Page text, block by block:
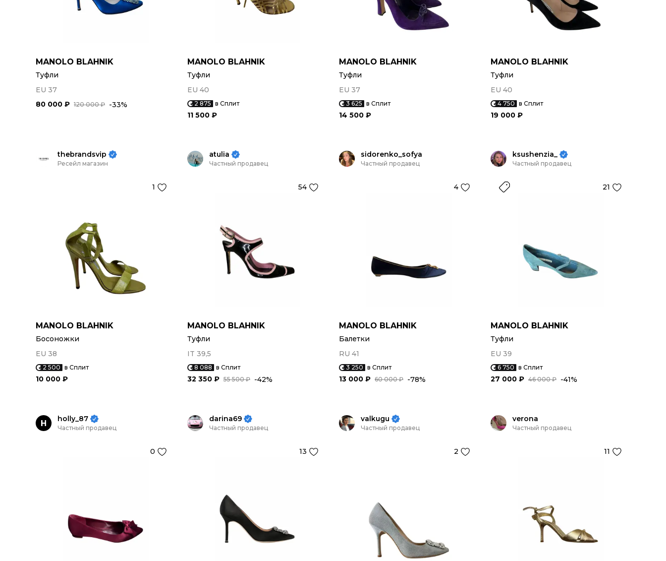
MANOLO BLAHNIK
Туфли
EU 37
120 000 ₽
80 000 ₽ -33%
MANOLO BLAHNIK
Туфли
EU 40
2 875 в Сплит
11 500 ₽
MANOLO BLAHNIK
Туфли
EU 37
3 625 в Сплит
14 500 ₽
MANOLO BLAHNIK
Туфли
EU 40
4 750 в Сплит
19 000 ₽
thebrandsvip
Ресейл магазин
1
MANOLO BLAHNIK
Босоножки
EU 38
2 500 в Сплит
10 000 ₽
atulia
Частный продавец
54
MANOLO BLAHNIK
Туфли
IT 39,5
8 088 в Сплит
55 500 ₽
32 350 ₽ -42%
sidorenko_sofya
Частный продавец
4
MANOLO BLAHNIK
Балетки
RU 41
3 250 в Сплит
60 000 ₽
13 000 ₽ -78%
ksushenzia_
Частный продавец
21
MANOLO BLAHNIK
Туфли
EU 39
6 750 в Сплит
46 000 ₽
27 000 ₽ -41%
H holly_87
Частный продавец
0
darina69
Частный продавец
13
valkugu
Частный продавец
2
verona
Частный продавец
11